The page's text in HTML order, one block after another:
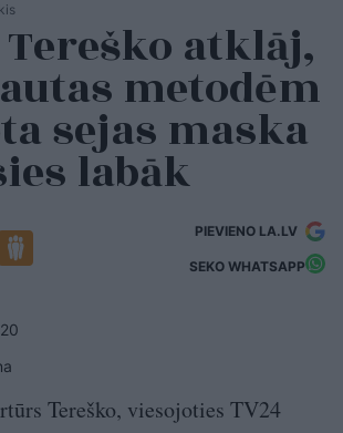
Tereško atklāj,
metodēm
sejas maska
labāk
PIEVIENO LA.LV
SEKO WHATSAPP
Tereško, viesojoties TV24